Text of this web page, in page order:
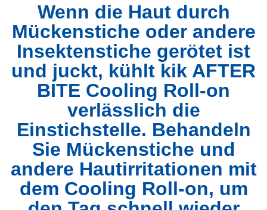
Wenn die Haut durch
Mückenstiche oder andere
Insektenstiche gerötet ist
und juckt, kühlt kik AFTER
BITE Cooling Roll-on
verlässlich die
Einstichstelle. Behandeln
Sie Mückenstiche und
andere Hautirritationen mit
dem Cooling Roll-on, um